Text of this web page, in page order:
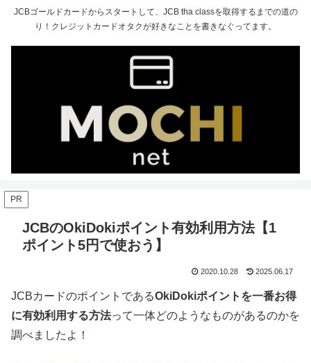
JCBゴールドカードからスタートして、JCB tha classを取得するまでの道の
り！クレジットカードオタクが好きなことを書きなぐってます。
PR
JCBのOkiDokiポイント有効利用方法【1
ポイント5円で使おう】
2020.10.28 2025.06.17
JCBカードのポイントであるOkiDokiポイントを一番お得
に有効利用する方法って一体どのようなものがあるのかを
調べましたよ！